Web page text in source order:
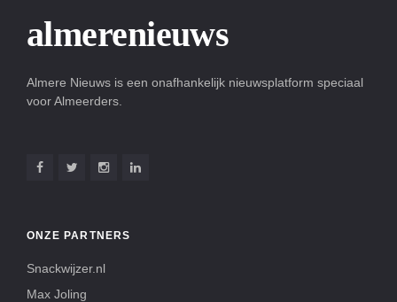
almerenieuws
Almere Nieuws is een onafhankelijk nieuwsplatform speciaal
voor Almeerders.
ONZE PARTNERS
Snackwijzer.nl
Max Joling